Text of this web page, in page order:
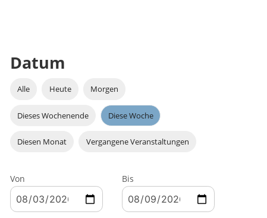
Datum
Alle Heute Morgen
Dieses Wochenende Diese Woche
Diesen Monat Vergangene Veranstaltungen
Von Bis